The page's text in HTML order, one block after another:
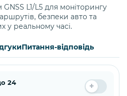
L1/L5 для моніторингу
безпеки авто та
у реальному часі.
Питання-відповідь
24